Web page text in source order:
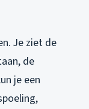
Je ziet de
de
je een